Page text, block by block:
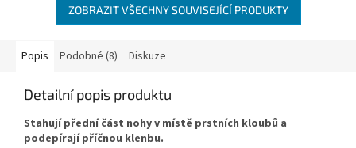
ZOBRAZIT VŠECHNY SOUVISEJÍCÍ PRODUKTY
Popis Podobné (8) Diskuze
Detailní popis produktu
Stahují přední část nohy v místě prstních kloubů a
podepírají příčnou klenbu.